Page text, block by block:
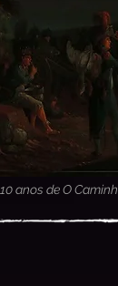
10 anos de O